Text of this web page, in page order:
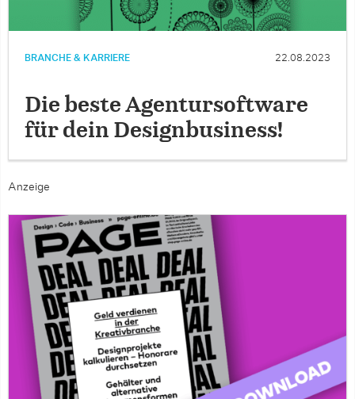
BRANCHE & KARRIERE 22.08.2023
Die beste Agentursoftware
für dein Designbusiness!
Anzeige